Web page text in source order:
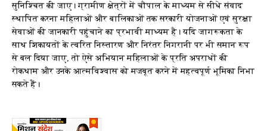
सुनिश्चित की जाए। ग्रामीण क्षेत्रों में चौपाल के माध्यम से सीधे संवाद
स्थापित करना महिलाओं और बालिकाओं तक सरकारी योजनाओं एवं सुरक्षा
सेवाओं की जानकारी पहुंचाने का प्रभावी माध्यम है। यदि जागरूकता के
साथ शिकायतों के त्वरित निस्तारण और निरंतर निगरानी पर भी समान रूप
से बल दिया जाए, तो ऐसे अभियान महिलाओं के प्रति अपराधों की
रोकथाम और उनके आत्मविश्वास को मजबूत करने में महत्वपूर्ण भूमिका निभा
सकते हैं।